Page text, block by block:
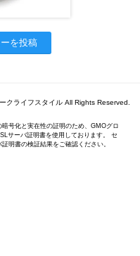
を投稿
ライフスタイル All Rights Reserved.
号化と実在性の証明のため、GMOグロ
サーバ証明書を使用しております。 セ
明書の検証結果をご確認ください。